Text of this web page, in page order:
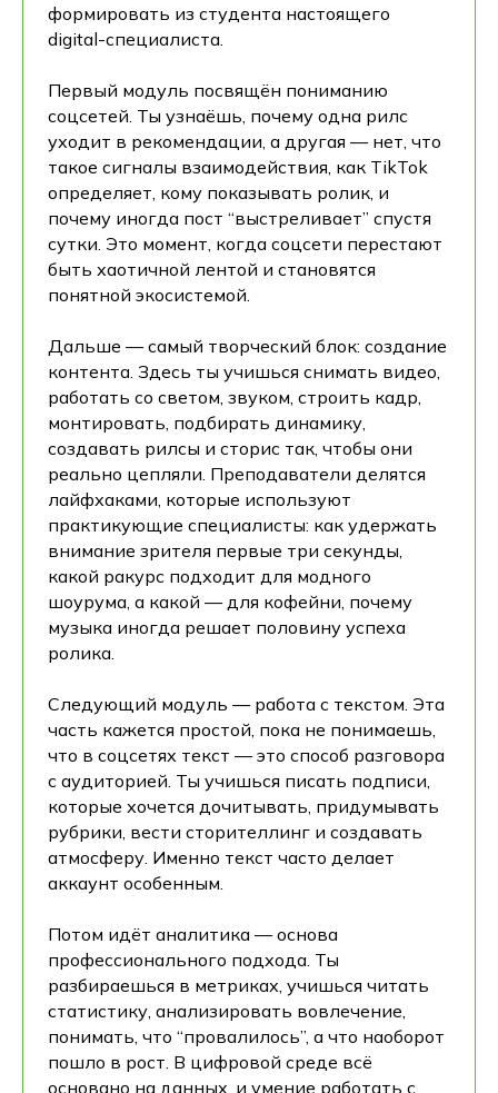
формировать из студента настоящего
digital-специалиста.
Первый модуль посвящён пониманию
соцсетей. Ты узнаёшь, почему одна рилс
уходит в рекомендации, а другая — нет, что
такое сигналы взаимодействия, как TikTok
определяет, кому показывать ролик, и
почему иногда пост “выстреливает” спустя
сутки. Это момент, когда соцсети перестают
быть хаотичной лентой и становятся
понятной экосистемой.
Дальше — самый творческий блок: создание
контента. Здесь ты учишься снимать видео,
работать со светом, звуком, строить кадр,
монтировать, подбирать динамику,
создавать рилсы и сторис так, чтобы они
реально цепляли. Преподаватели делятся
лайфхаками, которые используют
практикующие специалисты: как удержать
внимание зрителя первые три секунды,
какой ракурс подходит для модного
шоурума, а какой — для кофейни, почему
музыка иногда решает половину успеха
ролика.
Следующий модуль — работа с текстом. Эта
часть кажется простой, пока не понимаешь,
что в соцсетях текст — это способ разговора
с аудиторией. Ты учишься писать подписи,
которые хочется дочитывать, придумывать
рубрики, вести сторителлинг и создавать
атмосферу. Именно текст часто делает
аккаунт особенным.
Потом идёт аналитика — основа
профессионального подхода. Ты
разбираешься в метриках, учишься читать
статистику, анализировать вовлечение,
понимать, что “провалилось”, а что наоборот
пошло в рост. В цифровой среде всё
основано на данных, и умение работать с